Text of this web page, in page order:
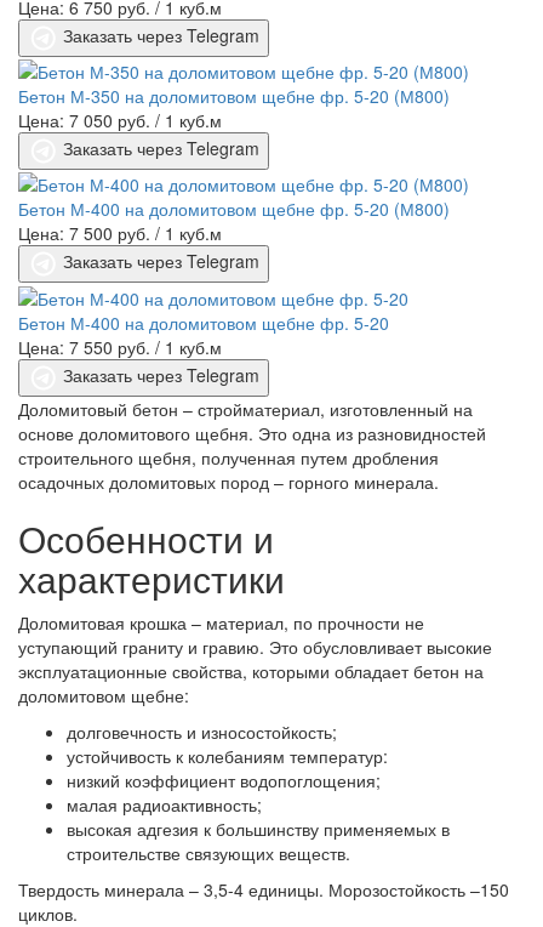
Цена: 6 750 руб. / 1 куб.м
Заказать через Telegram
Бетон М-350 на доломитовом щебне фр. 5-20 (М800)
Цена: 7 050 руб. / 1 куб.м
Заказать через Telegram
Бетон М-400 на доломитовом щебне фр. 5-20 (М800)
Цена: 7 500 руб. / 1 куб.м
Заказать через Telegram
Бетон М-400 на доломитовом щебне фр. 5-20
Цена: 7 550 руб. / 1 куб.м
Заказать через Telegram
Доломитовый бетон – стройматериал, изготовленный на
основе доломитового щебня. Это одна из разновидностей
строительного щебня, полученная путем дробления
осадочных доломитовых пород – горного минерала.
Особенности и
характеристики
Доломитовая крошка – материал, по прочности не
уступающий граниту и гравию. Это обусловливает высокие
эксплуатационные свойства, которыми обладает бетон на
доломитовом щебне:
долговечность и износостойкость;
устойчивость к колебаниям температур:
низкий коэффициент водопоглощения;
малая радиоактивность;
высокая адгезия к большинству применяемых в
строительстве связующих веществ.
Твердость минерала – 3,5-4 единицы. Морозостойкость –150
циклов.